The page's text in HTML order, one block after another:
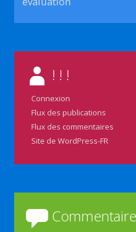
! ! !
Connexion
Flux des publications
Flux des commentaires
Site de WordPress-FR